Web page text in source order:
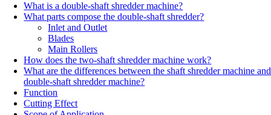
What is a double-shaft shredder machine?
What parts compose the double-shaft shredder?
Inlet and Outlet
Blades
Main Rollers
How does the two-shaft shredder machine work?
What are the differences between the shaft shredder machine and
double-shaft shredder machine?
Function
Cutting Effect